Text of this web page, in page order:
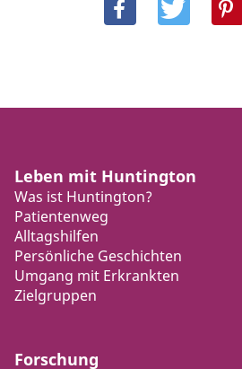
Leben mit Huntington
Was ist Huntington?
Patientenweg
Alltagshilfen
Persönliche Geschichten
Umgang mit Erkrankten
Zielgruppen
Forschung